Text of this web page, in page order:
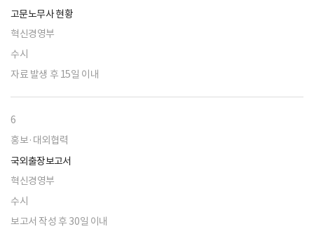
고문노무사 현황
혁신경영부
수시
자료 발생 후 15일 이내
6
홍보·대외협력
국외출장보고서
혁신경영부
수시
보고서 작성 후 30일 이내